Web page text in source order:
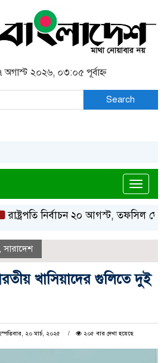
অগাস্ট ২০২৬, ০৩:০৫ পূর্বাহ্ন
Search
নির্বাচন ২০ আগস্ট, তফসিল ঘোষণা
সারাদেশ
খাসিয়াদের গুলিতে দুই
২০ মার্চ, ২০২৫ ২০৫ বার দেখা হয়েছে